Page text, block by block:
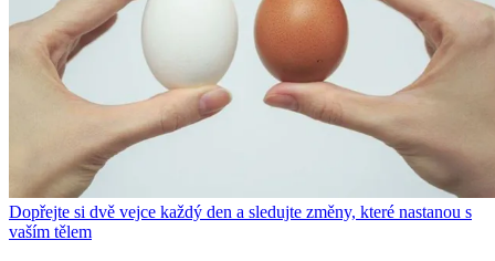
Dopřejte si dvě vejce každý den a sledujte změny, které nastanou s
vaším tělem